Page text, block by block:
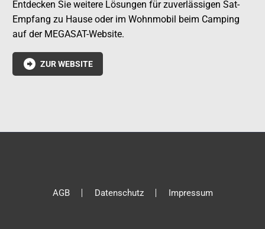
Entdecken Sie weitere Lösungen für zuverlässigen Sat-
Empfang zu Hause oder im Wohnmobil beim Camping
auf der MEGASAT-Website.
 ZUR WEBSITE
AGB Datenschutz Impressum